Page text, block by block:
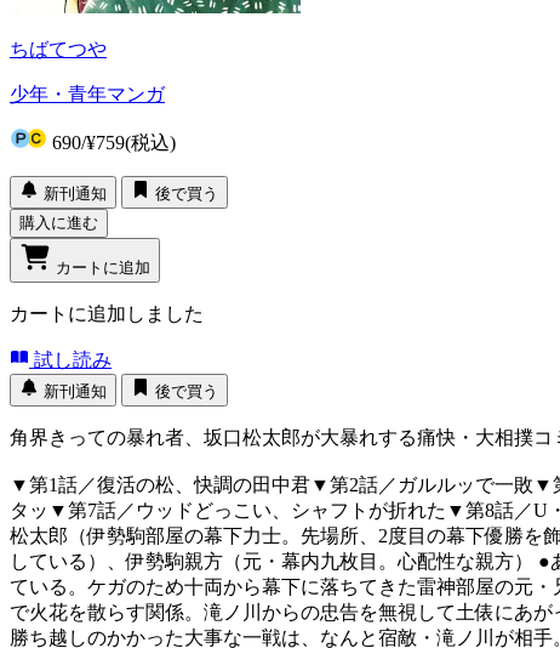
ちばてつや
少年・青年マンガ
690/¥759(税込)
新刊通知
後で買う
購入に進む
カートに追加
カートに追加しました
試し読み
新刊通知 後で買う
角界きっての暴れ者、坂口松太郎が大暴れする痛快・大相撲コ
▼第1話／復活の松、快調の田中君▼第2話／ガルルッで一敗
タッ▼第7話／ウッドどっこい、シャフトが折れた▼第8話／
松太郎（伊勢駒部屋の幕下力士。先場所、2度目の幕下優勝を
している）、伊勢駒親方（元・幕内九枚目。心配性な親方）
ている。ケガのため十両から幕下に落ちてきた雷神部屋の元
で火花を散らす関係。滝ノ川からの忠告を無視して土俵にあ
勝ち越しのかかった大事な一戦は、なんと宿敵・滝ノ川が相